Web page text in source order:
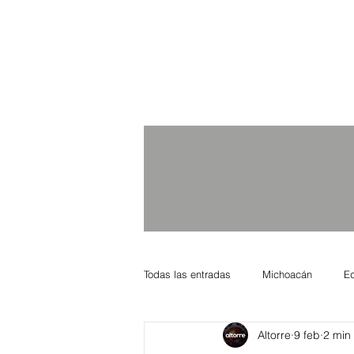
Todas las entradas Michoacán
Nacional Internacional
Altorre 9 feb 2